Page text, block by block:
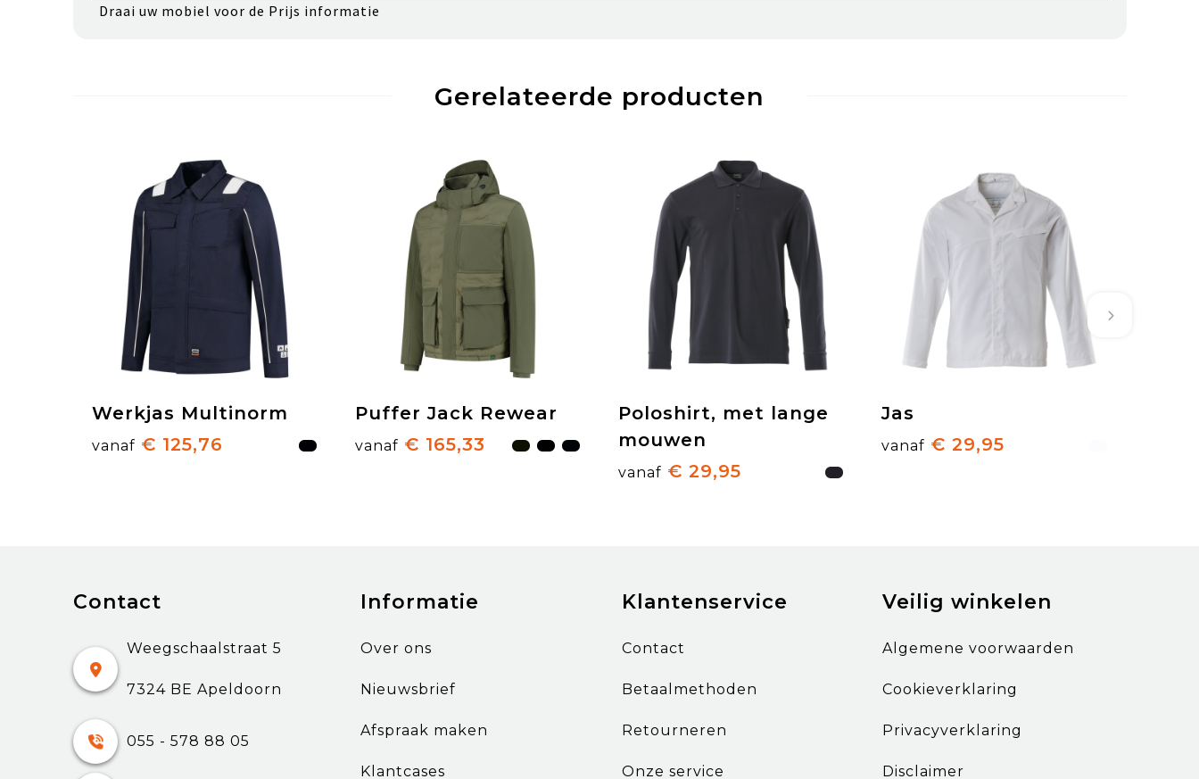
Draai uw mobiel voor de Prijs informatie
Gerelateerde producten
Werkjas Multinorm
vanaf € 125,76
Puffer Jack Rewear
vanaf € 165,33
Poloshirt, met lange
mouwen
vanaf € 29,95
Jas
vanaf € 29,95
Contact
Weegschaalstraat 5
7324 BE Apeldoorn
055 - 578 88 05
Informatie
Over ons
Nieuwsbrief
Afspraak maken
Klantcases
Klantenservice
Contact
Betaalmethoden
Retourneren
Onze service
Veilig winkelen
Algemene voorwaarden
Cookieverklaring
Privacyverklaring
Disclaimer